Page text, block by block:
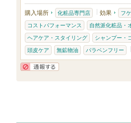
購入場所 化粧品専門店 効果 フ
コストパフォーマンス 自然派化粧品・
ヘアケア・スタイリング シャンプー・
頭皮ケア 無鉱物油 パラベンフリー